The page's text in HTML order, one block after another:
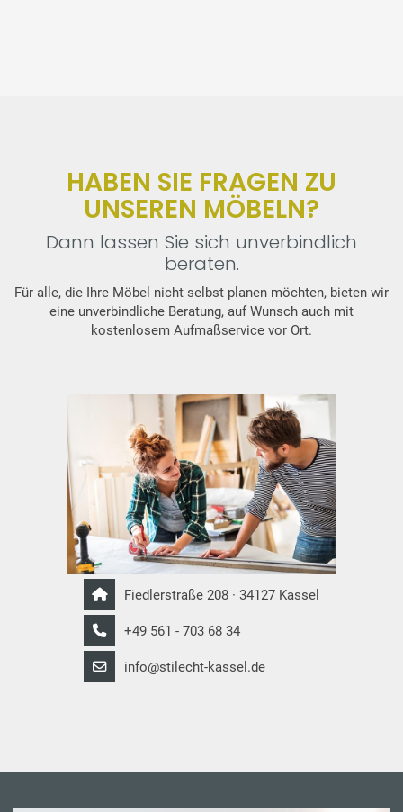
HABEN SIE FRAGEN ZU
UNSEREN MÖBELN?
Dann lassen Sie sich unverbindlich
beraten.
Für alle, die Ihre Möbel nicht selbst planen möchten, bieten wir
eine unverbindliche Beratung, auf Wunsch auch mit
kostenlosem Aufmaßservice vor Ort.
Fiedlerstraße 208 · 34127 Kassel
+49 561 - 703 68 34
info@stilecht-kassel.de